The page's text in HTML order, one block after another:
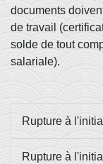
documents
de travail
solde de tout
salariale).
Rupture à
Rupture à